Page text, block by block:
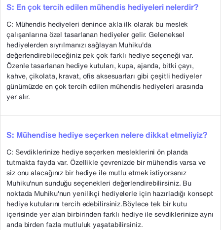
S: En çok tercih edilen mühendis hediyeleri nelerdir?
C: Mühendis hediyeleri denince akla ilk olarak bu meslek
çalışanlarına özel tasarlanan hediyeler gelir. Geleneksel
hediyelerden sıyrılmanızı sağlayan Muhiku'da
değerlendirebileceğiniz pek çok farklı hediye seçeneği var.
Özenle tasarlanan hediye kutuları, kupa, ajanda, bitki çayı,
kahve, çikolata, kravat, ofis aksesuarları gibi çeşitli hediyeler
günümüzde en çok tercih edilen mühendis hediyeleri arasında
yer alır.
S: Mühendise hediye seçerken nelere dikkat etmeliyiz?
C: Sevdiklerinize hediye seçerken mesleklerini ön planda
tutmakta fayda var. Özellikle çevrenizde bir mühendis varsa ve
siz onu alacağınız bir hediye ile mutlu etmek istiyorsanız
Muhiku'nun sunduğu seçenekleri değerlendirebilirsiniz. Bu
noktada Muhiku'nun yenilikçi hediyelerle için hazırladığı konsept
hediye kutularını tercih edebilirsiniz.Böylece tek bir kutu
içerisinde yer alan birbirinden farklı hediye ile sevdiklerinize aynı
anda birden fazla mutluluk yaşatabilirsiniz.